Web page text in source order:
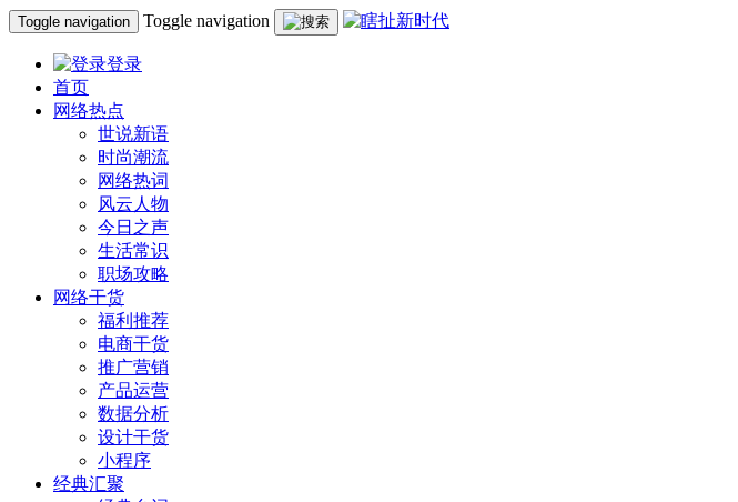
Toggle navigation Toggle navigation
登录
首页
网络热点
世说新语
时尚潮流
网络热词
风云人物
今日之声
生活常识
职场攻略
网络干货
福利推荐
电商干货
推广营销
产品运营
数据分析
设计干货
小程序
经典汇聚